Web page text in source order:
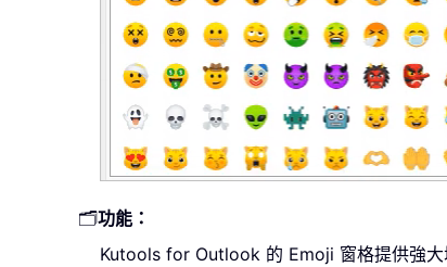
🗂️功能：
Kutools for Outlook 的 Emoji 窗格提供強大